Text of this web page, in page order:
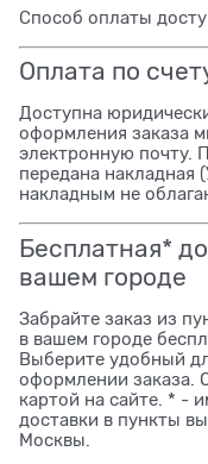
Способ оплаты
Оплата по
Доступна
оформления заказа
электронную почту.
передана
накладным не
Бесплатная*
вашем городе
Забрайте заказ из
в вашем городе
Выберите удобный
оформлении заказа.
картой на сайте. * -
доставки в пункты
Москвы.